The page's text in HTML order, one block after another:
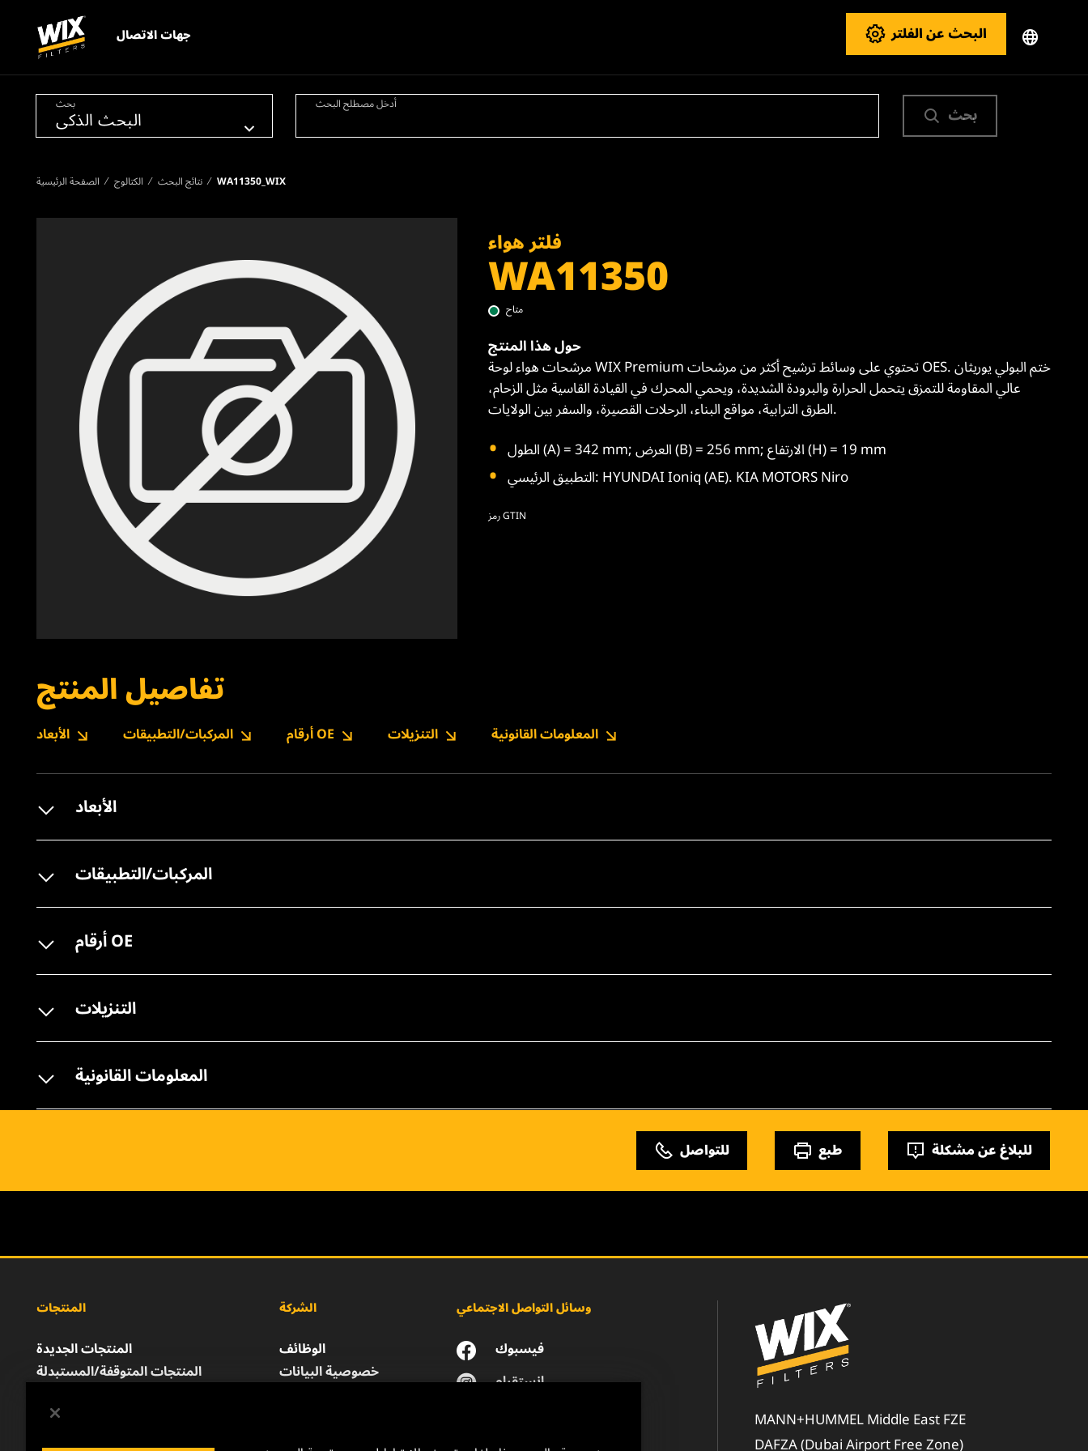
جهات الاتصال البحث عن الفلتر
بحث أدخل مصطلح البحث بحث
الصفحة الرئيسية الكتالوج نتائج البحث WA11350_WIX
فلتر هواء
WA11350
متاح
حول هذا المنتج
مرشحات هواء لوحة WIX Premium تحتوي على وسائط ترشيح أكثر من مرشحات OES. ختم البولي يوريثان
عالي المقاومة للتمزق يتحمل الحرارة والبرودة الشديدة، ويحمي المحرك في القيادة القاسية مثل الزحام،
الطرق الترابية، مواقع البناء، الرحلات القصيرة، والسفر بين الولايات.
الطول (A) = 342 mm; العرض (B) = 256 mm; الارتفاع (H) = 19 mm
التطبيق الرئيسي: HYUNDAI Ioniq (AE). KIA MOTORS Niro
رمز GTIN
تفاصيل المنتج
الأبعاد المركبات/التطبيقات أرقام OE التنزيلات المعلومات القانونية
الأبعاد
المركبات/التطبيقات
أرقام OE
التنزيلات
المعلومات القانونية
للتواصل طبع للبلاغ عن مشكلة
المنتجات
المنتجات الجديدة
المنتجات المتوقفة/المستبدلة
الشركة
الوظائف
خصوصية البيانات
وسائل التواصل الاجتماعي
فيسبوك
انستقرام
MANN+HUMMEL Middle East FZE